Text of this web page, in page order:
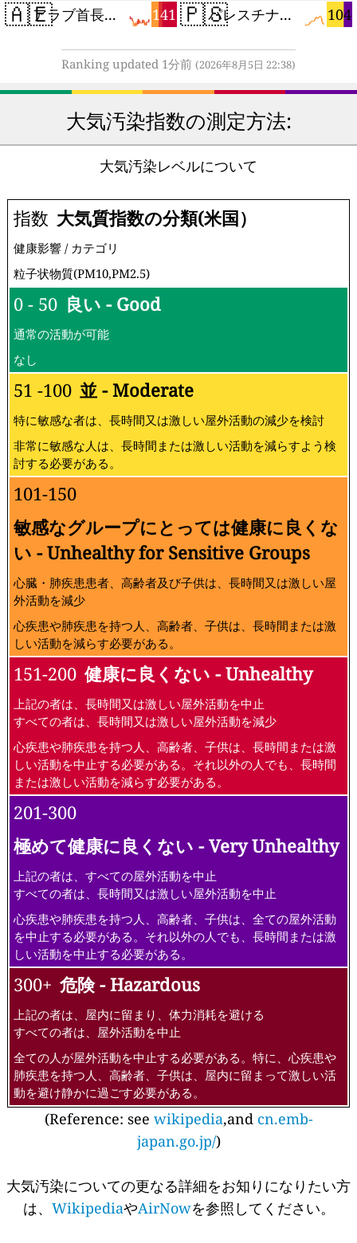
🇦🇪 141
アラブ首長国連邦 🇵🇸 104
パレスチナ自治区
Ranking updated 1分前 (2026年8月5日 22:38)
大気汚染指数の測定方法:
大気汚染レベルについて
指数 大気質指数の分類(米国）
健康影響 / カテゴリ
粒子状物質(PM10,PM2.5)
0 - 50 良い - Good
通常の活動が可能
なし
51 -100 並 - Moderate
特に敏感な者は、長時間又は激しい屋外活動の減少を検討
非常に敏感な人は、長時間または激しい活動を減らすよう検
討する必要がある。
101-150
敏感なグループにとっては健康に良くな
い - Unhealthy for Sensitive Groups
心臓・肺疾患患者、高齢者及び子供は、長時間又は激しい屋
外活動を減少
心疾患や肺疾患を持つ人、高齢者、子供は、長時間または激
しい活動を減らす必要がある。
151-200 健康に良くない - Unhealthy
上記の者は、長時間又は激しい屋外活動を中止
すべての者は、長時間又は激しい屋外活動を減少
心疾患や肺疾患を持つ人、高齢者、子供は、長時間または激
しい活動を中止する必要がある。それ以外の人でも、長時間
または激しい活動を減らす必要がある。
201-300
極めて健康に良くない - Very Unhealthy
上記の者は、すべての屋外活動を中止
すべての者は、長時間又は激しい屋外活動を中止
心疾患や肺疾患を持つ人、高齢者、子供は、全ての屋外活動
を中止する必要がある。それ以外の人でも、長時間または激
しい活動を中止する必要がある。
300+ 危険 - Hazardous
上記の者は、屋内に留まり、体力消耗を避ける
すべての者は、屋外活動を中止
全ての人が屋外活動を中止する必要がある。特に、心疾患や
肺疾患を持つ人、高齢者、子供は、屋内に留まって激しい活
動を避け静かに過ごす必要がある。
(Reference: see wikipedia,and cn.emb-
japan.go.jp/)
大気汚染についての更なる詳細をお知りになりたい方
は、 WikipediaやAirNowを参照してください。